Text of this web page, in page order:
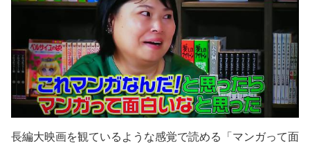
長編大映画を観ているような感覚で読める「マンガって面